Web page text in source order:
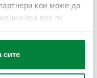
кои може да
кои вие ги
се собрани од
сите
°C
на проток:4 m³/h
mm